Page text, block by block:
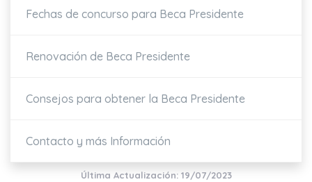
Fechas de concurso para Beca Presidente
Renovación de Beca Presidente
Consejos para obtener la Beca Presidente
Contacto y más Información
Última Actualización: 19/07/2023